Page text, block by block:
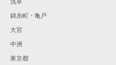
浅草
錦糸町・亀戸
大宮
中洲
東京都